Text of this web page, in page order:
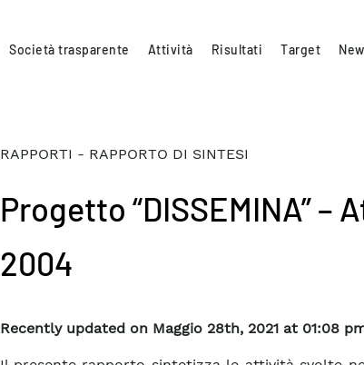
Società trasparente Attività Risultati Target
RAPPORTI - RAPPORTO DI SINTESI
Progetto “DISSEMINA” –
2004
Recently updated on Maggio 28th, 2021 at 01:08